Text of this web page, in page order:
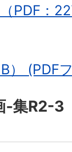
PDF：
） (PDF
‐集R2-